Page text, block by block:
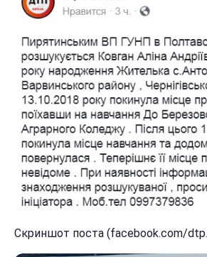
Скриншот поста (facebook.com/